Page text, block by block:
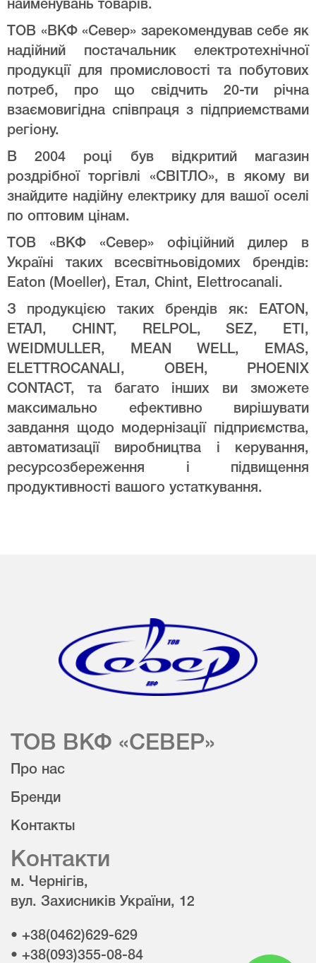
найменувань товарів.
ТОВ «ВКФ «Север» зарекомендував себе як
надійний постачальник електротехнічної
продукції для промисловості та побутових
потреб, про що свідчить 20-ти річна
взаємовигідна співпраця з підприемствами
регіону.
В 2004 році був відкритий магазин
роздрібної торгівлі «СВІТЛО», в якому ви
знайдите надійну електрику для вашої оселі
по оптовим цінам.
ТОВ «ВКФ «Север» офіційний дилер в
Україні таких всесвітньовідомих брендів:
Eaton (Moeller), Етал, Chint, Elettrocanali.
З продукцією таких брендів як: EATON,
ЕТАЛ, CHINT, RELPOL, SEZ, ETI,
WEIDMULLER, MEAN WELL, EMAS,
ELETTROCANALI, ОВЕН, PHOENIX
CONTACT, та багато інших ви зможете
максимально ефективно вирішувати
завдання щодо модернізації підприємства,
автоматизації виробництва і керування,
ресурсозбереження і підвищення
продуктивності вашого устаткування.
ТОВ ВКФ «СЕВЕР»
Про нас
Бренди
Контакты
Контакти
м. Чернігів,
вул. Захисників України, 12
• +38(0462)629-629
• +38(093)355-08-84